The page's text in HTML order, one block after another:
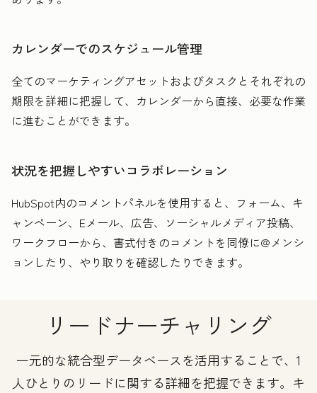
カレンダーでのスケジュール管理
全てのマーケティングアセットおよびタスクとそれぞれの
期限を詳細に把握して、カレンダーから直接、必要な作業
に進むことができます。
状況を把握しやすいコラボレーション
HubSpot内のコメントパネルを使用すると、フォーム、キ
ャンペーン、Eメール、広告、ソーシャルメディア投稿、
ワークフローから、書式付きのコメントを同僚に@メンシ
ョンしたり、やり取りを確認したりできます。
リードナーチャリング
一元的な統合型データベースを活用することで、1
人ひとりのリードに関する詳細を把握できます。キ